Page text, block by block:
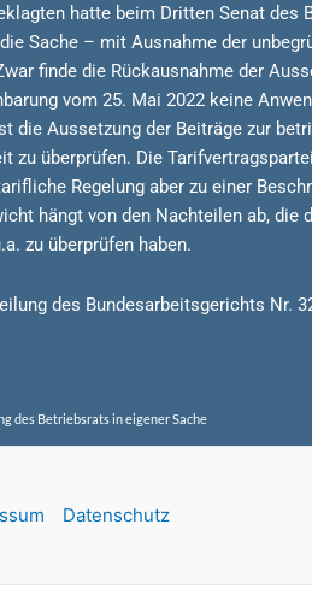
hatte beim Dritten Senat
Sache – mit Ausnahme der
finde die Rückausnahme der
vom 25. Mai 2022 keine
die Aussetzung der Beiträge zur
zu überprüfen. Die
Regelung aber zu einer
hängt von den Nachteilen ab,
zu überprüfen haben.
des Bundesarbeitsgerichts Nr.
des Betriebsrats in eigener Sache
Datenschutz